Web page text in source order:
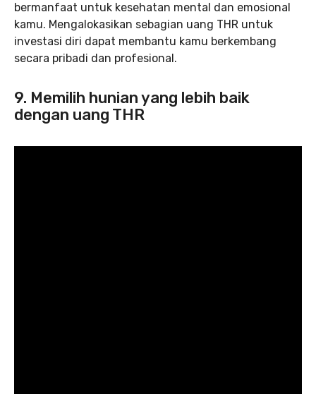
bermanfaat untuk kesehatan mental dan emosional
kamu. Mengalokasikan sebagian uang THR untuk
investasi diri dapat membantu kamu berkembang
secara pribadi dan profesional.
9. Memilih hunian yang lebih baik
dengan uang THR